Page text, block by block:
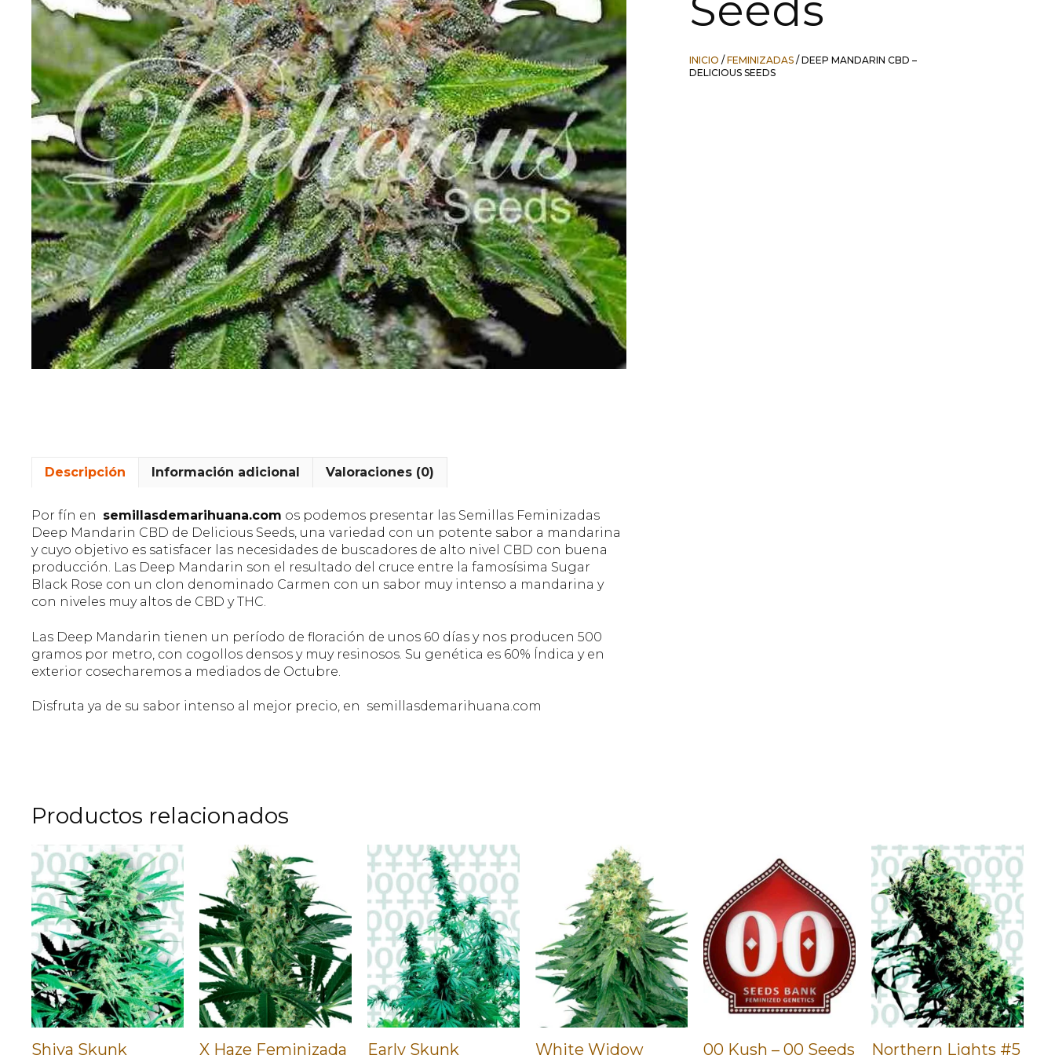
INICIO /FEMINIZADAS / DEEP MANDARIN CBD –
DELICIOUS SEEDS
Descripción Información adicional Valoraciones (0)
Por fín en semillasdemarihuana.com os podemos presentar las Semillas Feminizadas
Deep Mandarin CBD de Delicious Seeds, una variedad con un potente sabor a mandarina
y cuyo objetivo es satisfacer las necesidades de buscadores de alto nivel CBD con buena
producción. Las Deep Mandarin son el resultado del cruce entre la famosísima Sugar
Black Rose con un clon denominado Carmen con un sabor muy intenso a mandarina y
con niveles muy altos de CBD y THC.
Las Deep Mandarin tienen un período de floración de unos 60 días y nos producen 500
gramos por metro, con cogollos densos y muy resinosos. Su genética es 60% Índica y en
exterior cosecharemos a mediados de Octubre.
Disfruta ya de su sabor intenso al mejor precio, en semillasdemarihuana.com
Productos relacionados
Shiva Skunk X Haze Feminizada Early Skunk White Widow 00 Kush – 00 Seeds Northern Lights #5